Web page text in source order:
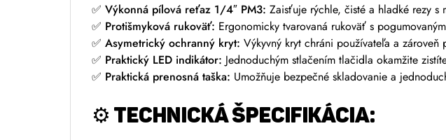
✅ Výkonná pílová reťaz 1/4″ PM3: Zaisťuje rýchle, čisté a hladké rezy s
✅ Protišmyková rukoväť: Ergonomicky tvarovaná rukoväť s
✅ Asymetrický ochranný kryt: Výkyvný kryt chráni používateľa a
✅ Praktický LED indikátor: Jednoduchým stlačením tlačidla okamžite
✅ Praktická prenosná taška: Umožňuje bezpečné skladovanie a
⚙️ TECHNICKÁ ŠPECIFIKÁCIA: